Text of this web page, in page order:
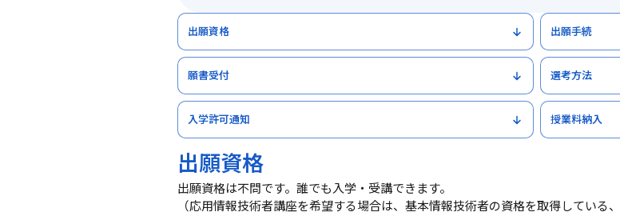
出願資格 出願手続
願書受付 選考方法
入学許可通知 授業料納入
出願資格
出願資格は不問です。誰でも入学・受講できます。
（応用情報技術者講座を希望する場合は、基本情報技術者の資格を取得している